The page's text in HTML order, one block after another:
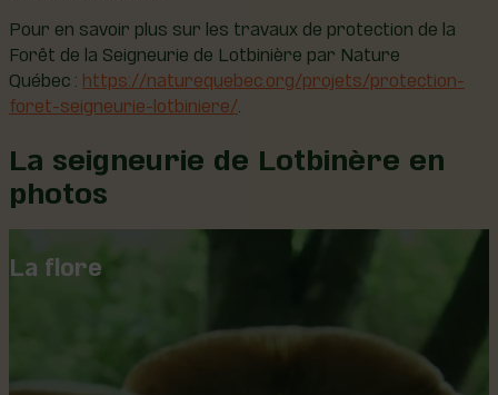
Pour en savoir plus sur les travaux de protection de la
Forêt de la Seigneurie de Lotbinière par Nature
Québec : https://naturequebec.org/projets/protection-
foret-seigneurie-lotbiniere/
La seigneurie de Lotbinère en
photos
La flore